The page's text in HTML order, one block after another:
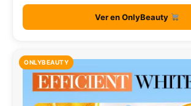
Ver en OnlyBeauty
ONLYBEAUTY